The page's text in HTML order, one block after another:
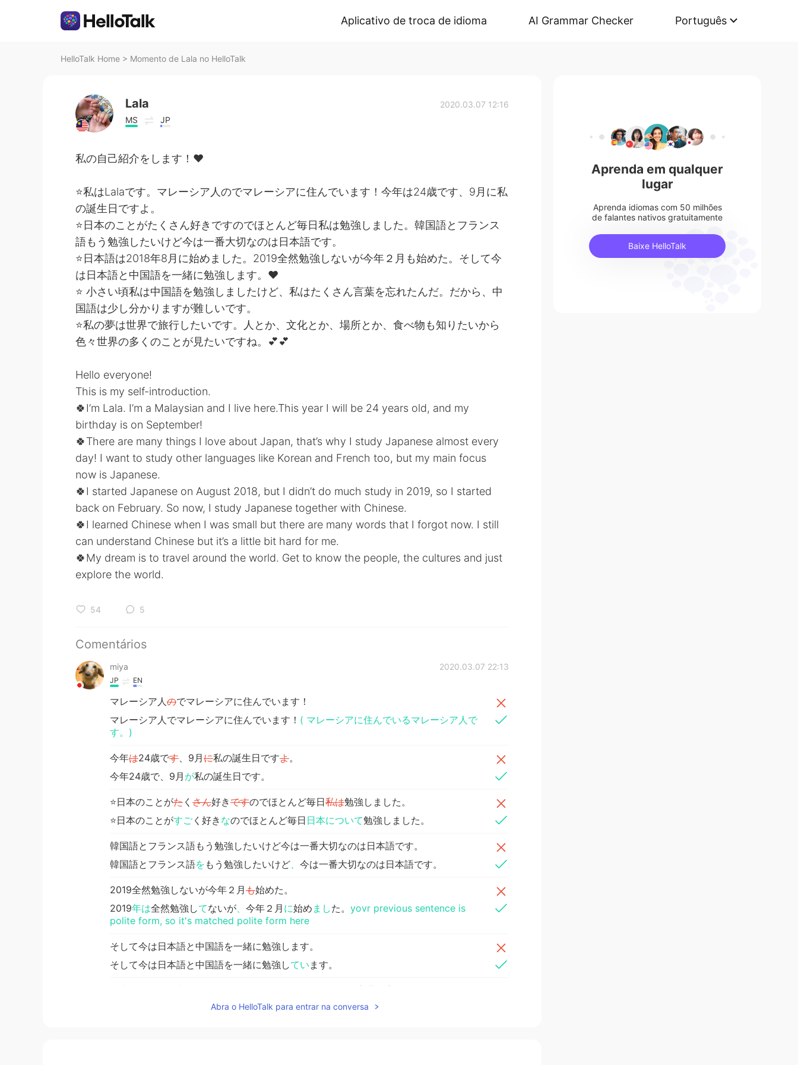
Aplicativo de troca de idioma AI Grammar Checker Português
HelloTalk Home > Momento de Lala no HelloTalk
Lala
MS JP
2020.03.07 12:16
私の自己紹介をします！❤️
⭐️私はLalaです。マレーシア人のでマレーシアに住んでいます！今年は24歳です、9月に私
の誕生日ですよ。
⭐️日本のことがたくさん好きですのでほとんど毎日私は勉強しました。韓国語とフランス
語もう勉強したいけど今は一番大切なのは日本語です。
⭐️日本語は2018年8月に始めました。2019全然勉強しないが今年２月も始めた。そして今
は日本語と中国語を一緒に勉強します。❤️
⭐️ 小さい頃私は中国語を勉強しましたけど、私はたくさん言葉を忘れたんだ。だから、中
国語は少し分かりますが難しいです。
⭐️私の夢は世界で旅行したいです。人とか、文化とか、場所とか、食べ物も知りたいから
色々世界の多くのことが見たいですね。💕💕
Hello everyone!
This is my self-introduction.
🍀I’m Lala. I’m a Malaysian and I live here.This year I will be 24 years old, and my
birthday is on September!
🍀There are many things I love about Japan, that’s why I study Japanese almost every
day! I want to study other languages like Korean and French too, but my main focus
now is Japanese.
🍀I started Japanese on August 2018, but I didn’t do much study in 2019, so I started
back on February. So now, I study Japanese together with Chinese.
🍀I learned Chinese when I was small but there are many words that I forgot now. I still
can understand Chinese but it’s a little bit hard for me.
🍀My dream is to travel around the world. Get to know the people, the cultures and just
explore the world.
54 5
Comentários
miya 2020.03.07 22:13
JP EN
マレーシア人のでマレーシアに住んでいます！
マレーシア人でマレーシアに住んでいます！ ( マレーシアに住んでいるマレーシア人で
す。)
今年は24歳です、9月に私の誕生日ですよ。
今年24歳で、9月 が私の誕生日です。
⭐️日本のことがた く さん好きですのでほとんど毎日私は勉強しました。
⭐️日本のことがすご く好き なのでほとんど毎日 日本について勉強しました。
韓国語とフランス語もう勉強したいけど今は一番大切なのは日本語です。
韓国語とフランス語を もう勉強したいけど、 今は一番大切なのは日本語です。
2019全然勉強しないが今年２月も始めた。
2019年は全然勉強してないが、 今年２月 に始め ました。 yovr previous sentence is
polite form, so it's matched polite form here
そして今は日本語と中国語を一緒に勉強します。
そして今は日本語と中国語を一緒に勉強してい ます。
⭐️ 小さい頃私は中国語を勉強したけど、たくさん言葉を忘れまし
Abra o HelloTalk para entrar na conversa
Aprenda em qualquer
lugar
Aprenda idiomas com 50 milhões
de falantes nativos gratuitamente
Baixe HelloTalk